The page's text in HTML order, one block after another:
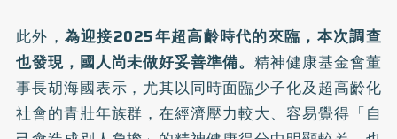
此外， 為迎接2025年超高齡時代的來臨，本次調查
也發現，國人尚未做好妥善準備。精神健康基金會董
事長胡海國表示，尤其以同時面臨少子化及超高齡化
社會的青壯年族群，在經濟壓力較大、容易覺得「自